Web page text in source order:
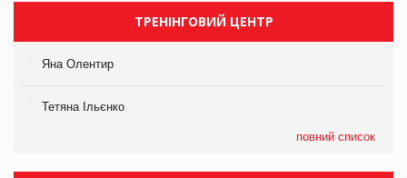
ТРЕНІНГОВИЙ ЦЕНТР
Яна Олентир
Тетяна Ільєнко
повний список